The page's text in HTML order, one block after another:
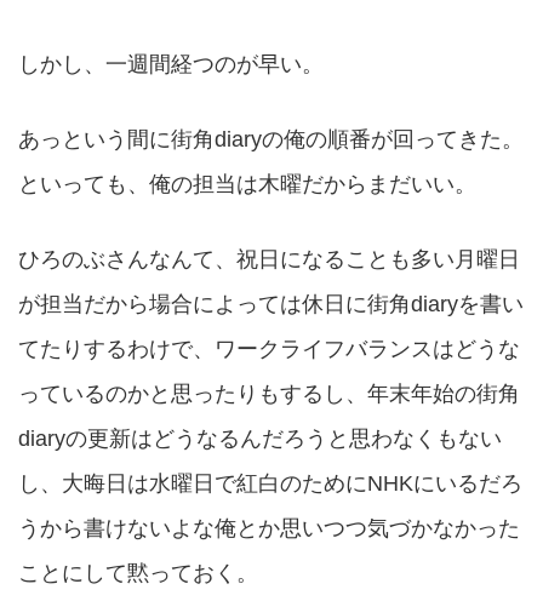
しかし、一週間経つのが早い。
あっという間に街角diaryの俺の順番が回ってきた。
といっても、俺の担当は木曜だからまだいい。
ひろのぶさんなんて、祝日になることも多い月曜日
が担当だから場合によっては休日に街角diaryを書い
てたりするわけで、ワークライフバランスはどうな
っているのかと思ったりもするし、年末年始の街角
diaryの更新はどうなるんだろうと思わなくもない
し、大晦日は水曜日で紅白のためにNHKにいるだろ
うから書けないよな俺とか思いつつ気づかなかった
ことにして黙っておく。